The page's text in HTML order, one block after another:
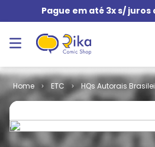
Pague em até 3x s/ juros
ETC HQs Autorais